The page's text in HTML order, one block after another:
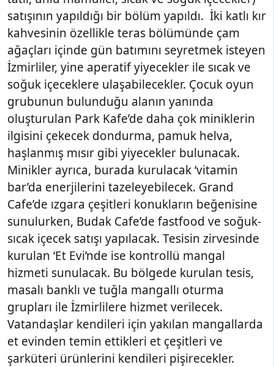
satışının yapıldığı bir bölüm yapıldı. İki katlı kır
kahvesinin özellikle teras bölümünde çam
ağaçları içinde gün batımını seyretmek isteyen
İzmirliler, yine aperatif yiyecekler ile sıcak ve
soğuk içeceklere ulaşabilecekler. Çocuk oyun
grubunun bulunduğu alanın yanında
oluşturulan Park Kafe’de daha çok miniklerin
ilgisini çekecek dondurma, pamuk helva,
haşlanmış mısır gibi yiyecekler bulunacak.
Minikler ayrıca, burada kurulacak ‘vitamin
bar’da enerjilerini tazeleyebilecek. Grand
Cafe’de ızgara çeşitleri konukların beğenisine
sunulurken, Budak Cafe’de fastfood ve soğuk-
sıcak içecek satışı yapılacak. Tesisin zirvesinde
kurulan ‘Et Evi’nde ise kontrollü mangal
hizmeti sunulacak. Bu bölgede kurulan tesis,
masalı banklı ve tuğla mangallı oturma
grupları ile İzmirlilere hizmet verilecek.
Vatandaşlar kendileri için yakılan mangallarda
et evinden temin ettikleri et çeşitleri ve
şarküteri ürünlerini kendileri pişirecekler.